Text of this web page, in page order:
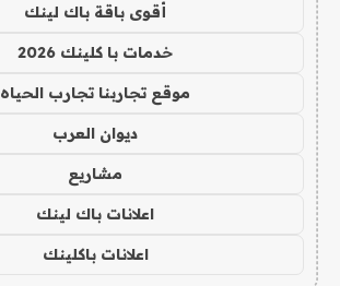
أقوى باقة باك لينك
خدمات با كلينك 2026
موقع تجاربنا تجارب الحياه
ديوان العرب
مشاريع
اعلانات باك لينك
اعلانات باكلينك